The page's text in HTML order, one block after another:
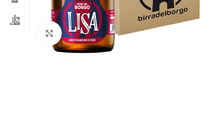
Clicca per ingrandire